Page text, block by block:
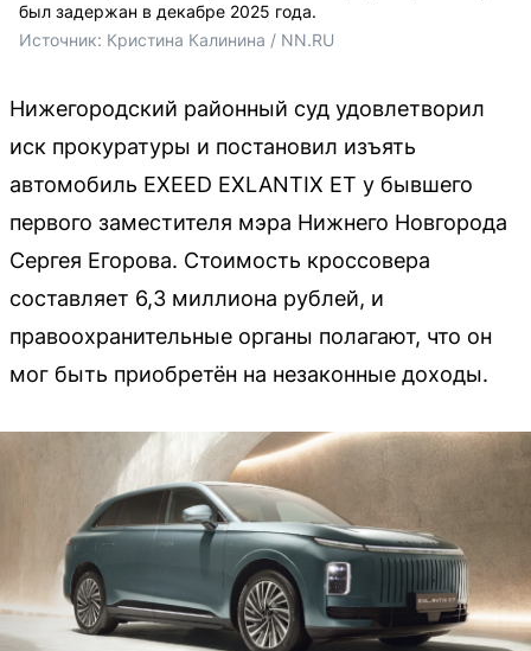
был задержан в декабре 2025 года.
Источник: Кристина Калинина / NN.RU
Нижегородский районный суд удовлетворил
иск прокуратуры и постановил изъять
автомобиль EXEED EXLANTIX ET у бывшего
первого заместителя мэра Нижнего Новгорода
Сергея Егорова. Стоимость кроссовера
составляет 6,3 миллиона рублей, и
правоохранительные органы полагают, что он
мог быть приобретён на незаконные доходы.